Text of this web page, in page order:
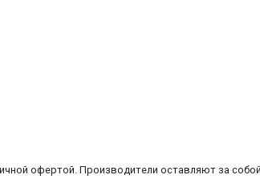
офертой. Производители оставляют за